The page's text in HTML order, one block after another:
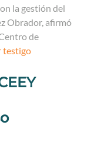
la gestión del
Obrador, afirmó
de
testigo